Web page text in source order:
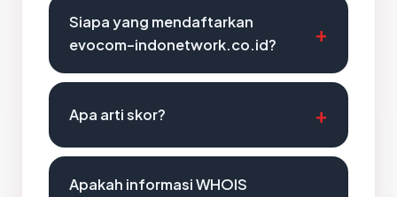
Siapa yang mendaftarkan
evocom-indonetwork.co.id?
Apa arti skor?
Apakah informasi WHOIS